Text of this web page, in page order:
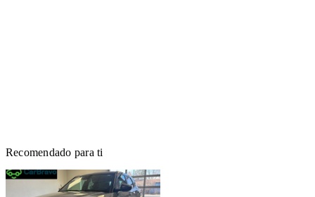
Recomendado para ti